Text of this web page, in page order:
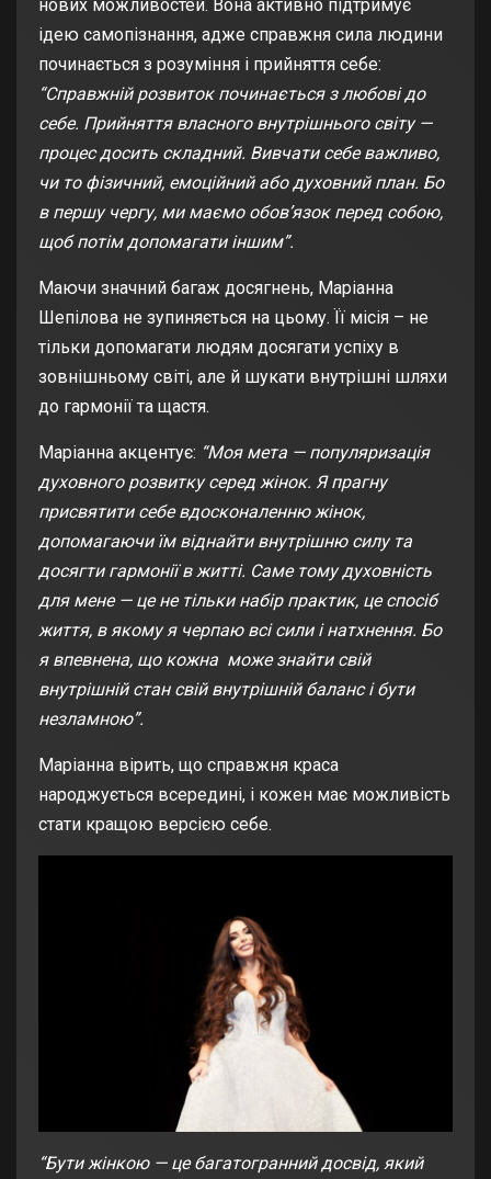
нових можливостей. Вона активно підтримує
ідею самопізнання, адже справжня сила людини
починається з розуміння і прийняття себе:
“Справжній розвиток починається з любові до
себе. Прийняття власного внутрішнього світу —
процес досить складний. Вивчати себе важливо,
чи то фізичний, емоційний або духовний план. Бо
в першу чергу, ми маємо обов’язок перед собою,
щоб потім допомагати іншим”.
Маючи значний багаж досягнень, Маріанна
Шепілова не зупиняється на цьому. Її місія – не
тільки допомагати людям досягати успіху в
зовнішньому світі, але й шукати внутрішні шляхи
до гармонії та щастя.
Маріанна акцентує: “Моя мета — популяризація
духовного розвитку серед жінок. Я прагну
присвятити себе вдосконаленню жінок,
допомагаючи їм віднайти внутрішню силу та
досягти гармонії в житті. Саме тому духовність
для мене — це не тільки набір практик, це спосіб
життя, в якому я черпаю всі сили і натхнення. Бо
я впевнена, що кожна може знайти свій
внутрішній стан свій внутрішній баланс і бути
незламною”.
Маріанна вірить, що справжня краса
народжується всередині, і кожен має можливість
стати кращою версією себе.
“Бути жінкою — це багатогранний досвід, який